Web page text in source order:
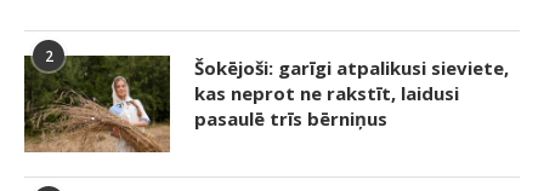
2
Šokējoši: garīgi atpalikusi sieviete,
kas neprot ne rakstīt, laidusi
pasaulē trīs bērniņus